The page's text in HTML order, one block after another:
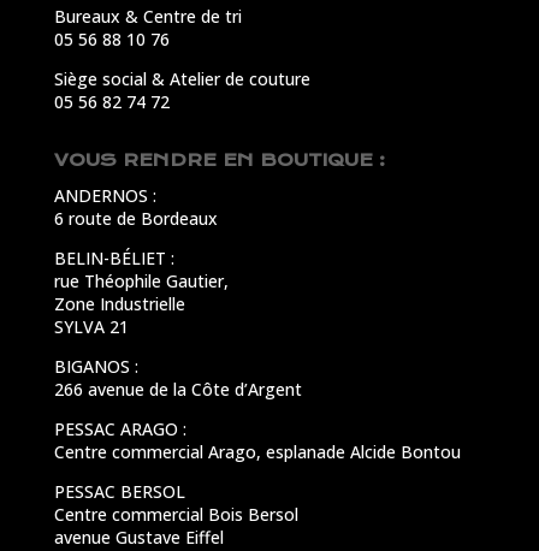
Bureaux & Centre de tri
05 56 88 10 76
Siège social & Atelier de couture
05 56 82 74 72
VOUS RENDRE EN BOUTIQUE :
ANDERNOS :
6 route de Bordeaux
BELIN-BÉLIET :
rue Théophile Gautier,
Zone Industrielle
SYLVA 21
BIGANOS :
266 avenue de la Côte d’Argent
PESSAC ARAGO :
Centre commercial Arago, esplanade Alcide Bontou
PESSAC BERSOL
Centre commercial Bois Bersol
avenue Gustave Eiffel